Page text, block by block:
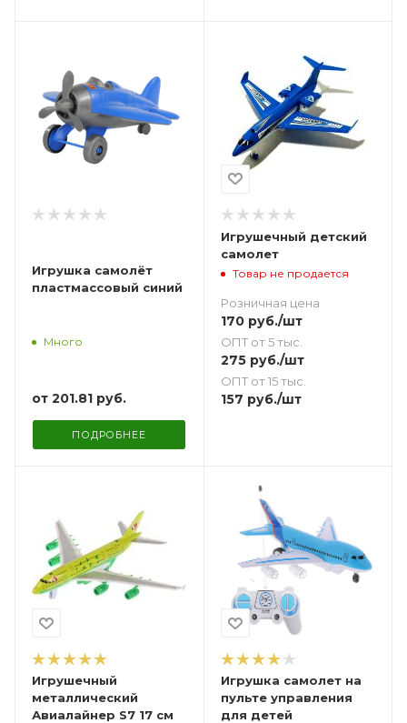
Игрушка самолёт
пластмассовый синий
Много
от 201.81 руб.
ПОДРОБНЕЕ
Игрушечный детский
самолет
Товар не продается
Розничная цена
170руб./шт
ОПТ от 5 тыс.
275руб./шт
ОПТ от 15 тыс.
157 руб./шт
Игрушечный
металлический
Авиалайнер S7 17 см
Игрушка самолет на
пульте управления
для детей